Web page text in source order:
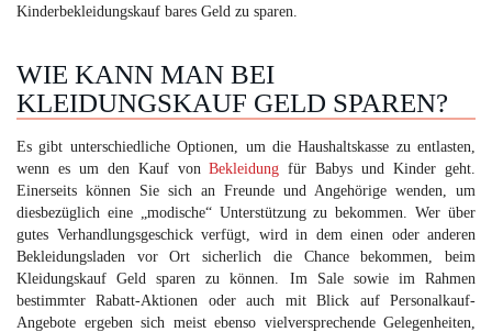
Kinderbekleidungskauf bares Geld zu sparen.
WIE KANN MAN BEI
KLEIDUNGSKAUF GELD SPAREN?
Es gibt unterschiedliche Optionen, um die Haushaltskasse zu entlasten,
wenn es um den Kauf vonBekleidung für Babys und Kinder geht.
Einerseits können Sie sich an Freunde und Angehörige wenden, um
diesbezüglich eine „modische“ Unterstützung zu bekommen. Wer über
gutes Verhandlungsgeschick verfügt, wird in dem einen oder anderen
Bekleidungsladen vor Ort sicherlich die Chance bekommen, beim
Kleidungskauf Geld sparen zu können. Im Sale sowie im Rahmen
bestimmter Rabatt-Aktionen oder auch mit Blick auf Personalkauf-
Angebote ergeben sich meist ebenso vielversprechende Gelegenheiten,